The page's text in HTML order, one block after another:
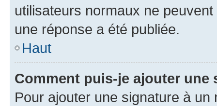
utilisateurs normaux ne
une réponse a été publiée.
Haut
Comment puis-je ajouter une
Pour ajouter une signature à un